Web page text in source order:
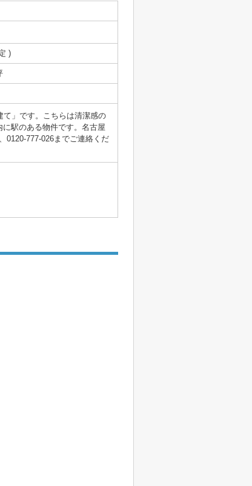
)
」です。こちらは清潔感の
駅のある物件です。名古屋
0120-777-026までご連絡くだ